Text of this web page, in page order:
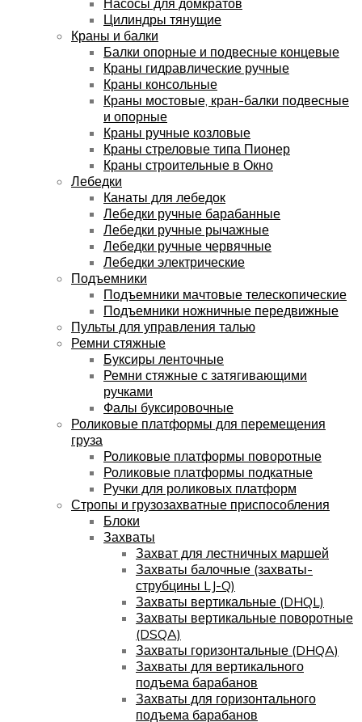
Цилиндры тянущие
Краны и балки
Балки опорные и подвесные концевые
Краны гидравлические ручные
Краны консольные
Краны мостовые, кран-балки подвесные
и опорные
Краны ручные козловые
Краны стреловые типа Пионер
Краны строительные в Окно
Лебедки
Канаты для лебедок
Лебедки ручные барабанные
Лебедки ручные рычажные
Лебедки ручные червячные
Лебедки электрические
Подъемники
Подъемники мачтовые телескопические
Подъемники ножничные передвижные
Пульты для управления талью
Ремни стяжные
Буксиры ленточные
Ремни стяжные с затягивающими
ручками
Фалы буксировочные
Роликовые платформы для перемещения
груза
Роликовые платформы поворотные
Роликовые платформы подкатные
Ручки для роликовых платформ
Стропы и грузозахватные приспособления
Блоки
Захваты
Захват для лестничных маршей
Захваты балочные (захваты-
струбцины LJ-Q)
Захваты вертикальные (DHQL)
Захваты вертикальные поворотные
(DSQA)
Захваты горизонтальные (DHQA)
Захваты для вертикального
подъема барабанов
Захваты для горизонтального
подъема барабанов